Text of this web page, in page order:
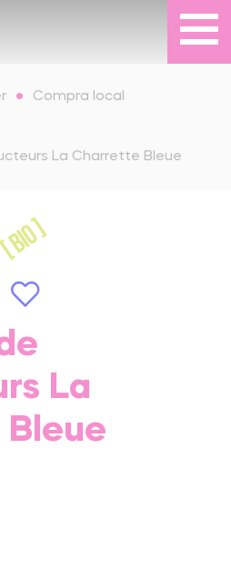
Compra local
La Charrette Bleue
La